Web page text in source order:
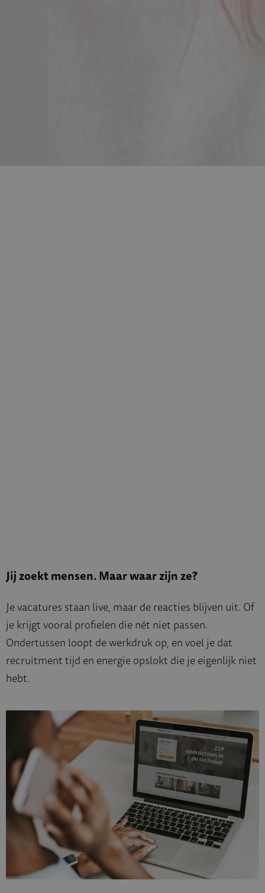
Jij zoekt mensen. Maar waar zijn ze?
Je vacatures staan live, maar de reacties blijven uit. Of
je krijgt vooral profielen die nét niet passen.
Ondertussen loopt de werkdruk op, en voel je dat
recruitment tijd en energie opslokt die je eigenlijk niet
hebt.